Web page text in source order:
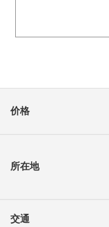
价格
所在地
交通